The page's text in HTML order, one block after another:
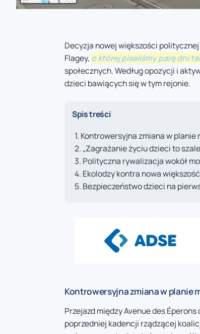
Decyzja nowej większości
Flagey, o której pisaliśmy parę dni
społecznych. Według opozycji i
dzieci bawiących się w tym rejonie.
Spis treści
Kontrowersyjna zmiana w planie
„Zagrażanie życiu dzieci to
Polityczna rywalizacja wokół
Ekolodzy kontra nowa większość
Bezpieczeństwo dzieci na
Kontrowersyjna zmiana w planie
Przejazd między Avenue des
poprzedniej kadencji rządzącej